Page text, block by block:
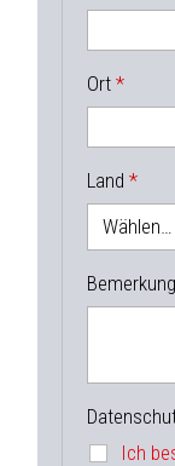
Ort
Land
Wählen…
Ich